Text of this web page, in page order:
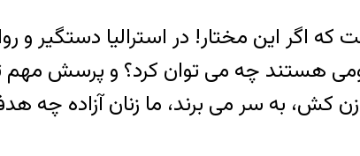
اگر این مختار! در استرالیا دستگیر و
هستند چه می توان کرد؟ و پرسش مهم تر
زن کش، به سر می برند، ما زنان آزاده چه